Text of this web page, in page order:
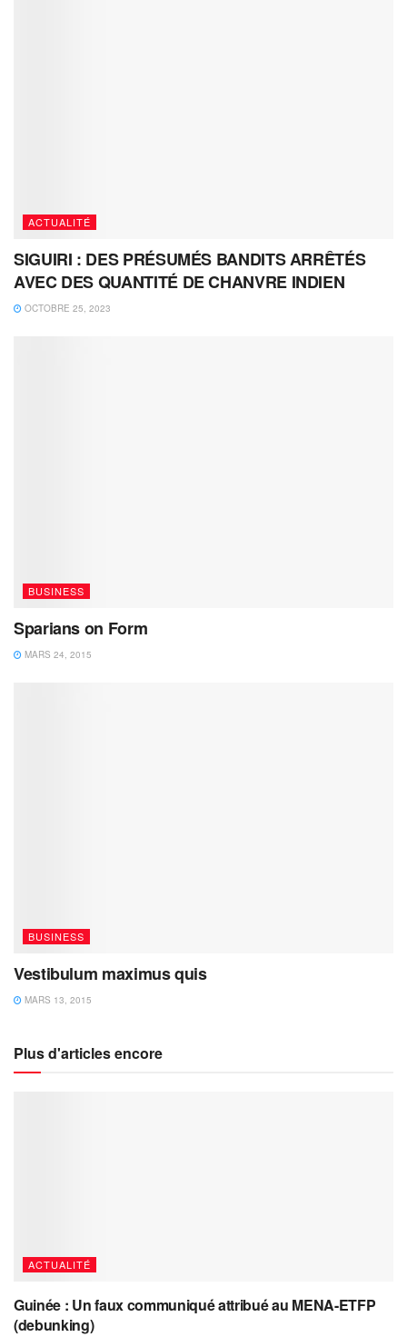
ACTUALITÉ
SIGUIRI : DES PRÉSUMÉS BANDITS ARRÊTÉS
AVEC DES QUANTITÉ DE CHANVRE INDIEN
OCTOBRE 25, 2023
BUSINESS
Sparians on Form
MARS 24, 2015
BUSINESS
Vestibulum maximus quis
MARS 13, 2015
Plus d'articles encore
ACTUALITÉ
Guinée : Un faux communiqué attribué au MENA-ETFP
(debunking)